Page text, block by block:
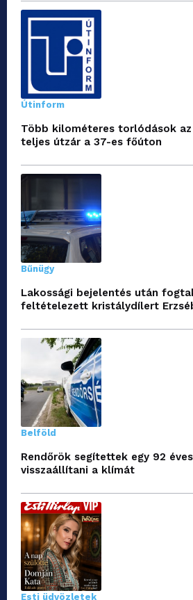
Útinform
Több kilométeres torlódások
teljes útzár a 37-es főúton
Bűnügy
Lakossági bejelentés után
feltételezett kristálydílert
Belföld
Rendőrök segítettek egy 92
visszaállítani a klímát
Esti üdvözletek